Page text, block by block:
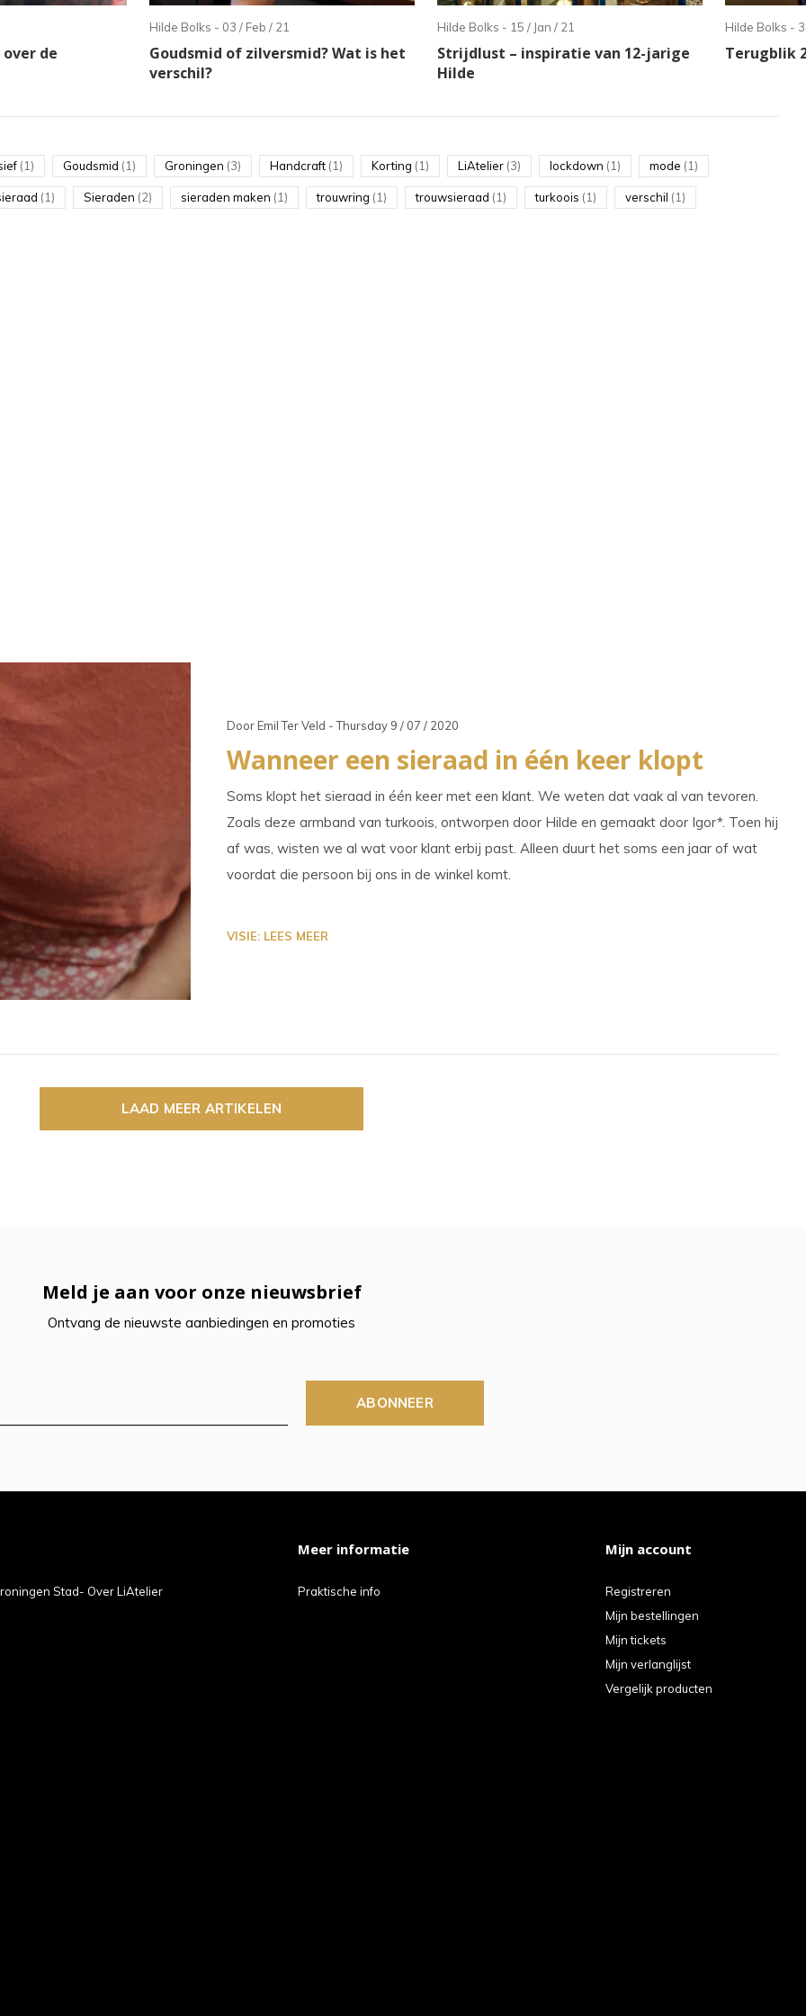
de
Hilde Bolks - 03 / Feb / 21
Goudsmid of zilversmid? Wat is het
verschil?
Hilde Bolks - 15 / Jan / 21
Strijdlust – inspiratie van 12-jarige
Hilde
Hilde Bolks -
Terugblik
(1) Goudsmid (1) Groningen (3) Handcraft (1) Korting (1) LiAtelier (3) lockdown (1) mode (1)
(1) Sieraden (2) sieraden maken (1) trouwring (1) trouwsieraad (1) turkoois (1) verschil (1)
Door Emil Ter Veld - Thursday 9 / 07 / 2020
Wanneer een sieraad in één keer klopt
Soms klopt het sieraad in één keer met een klant. We weten dat vaak al van tevoren.
Zoals deze armband van turkoois, ontworpen door Hilde en gemaakt door Igor*. Toen hij
af was, wisten we al wat voor klant erbij past. Alleen duurt het soms een jaar of wat
voordat die persoon bij ons in de winkel komt.
VISIE: LEES MEER
LAAD MEER ARTIKELEN
Meld je aan voor onze nieuwsbrief
Ontvang de nieuwste aanbiedingen en promoties
ABONNEER
Stad- Over LiAtelier
Meer informatie
Praktische info
Mijn account
Registreren
Mijn bestellingen
Mijn tickets
Mijn verlanglijst
Vergelijk producten